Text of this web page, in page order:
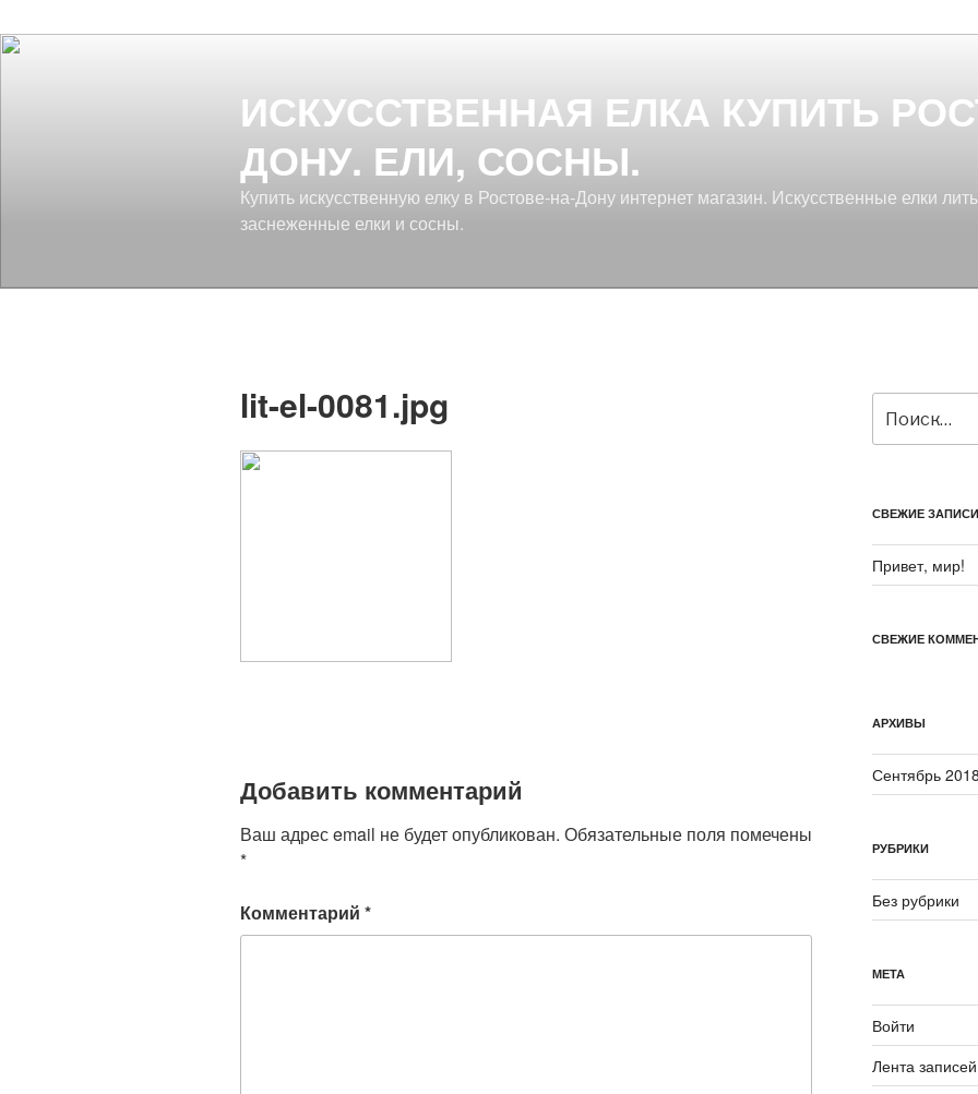
ИСКУССТВЕННАЯ ЕЛКА КУПИТЬ
ДОНУ. ЕЛИ, СОСНЫ.
Купить искусственную елку в Ростове-на-Дону интернет магазин. Искусственные елки
заснеженные елки и сосны.
lit-el-0081.jpg
Добавить комментарий
Ваш адрес email не будет опубликован. Обязательные поля помечены
*
Комментарий *
СВЕЖИЕ ЗАПИСИ
Привет, мир!
СВЕЖИЕ
АРХИВЫ
Сентябрь 2018
РУБРИКИ
Без рубрики
МЕТА
Войти
Лента записей